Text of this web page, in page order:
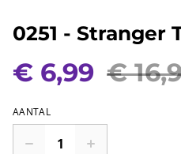
0251 - Stranger
€ 6,99 €
AANTAL